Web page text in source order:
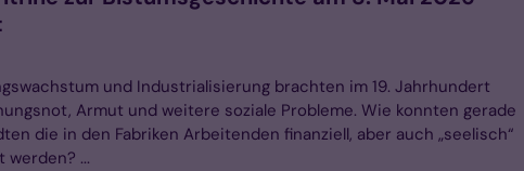
und Industrialisierung brachten im 19. Jahrhundert
Armut und weitere soziale Probleme. Wie konnten gerade
die in den Fabriken Arbeitenden finanziell, aber auch „seelisch“
...